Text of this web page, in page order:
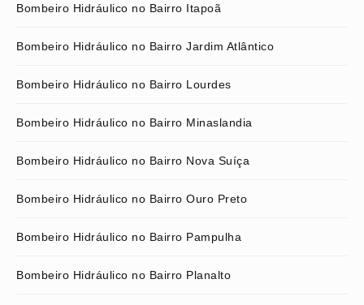
Bombeiro Hidráulico no Bairro Itapoã
Bombeiro Hidráulico no Bairro Jardim Atlântico
Bombeiro Hidráulico no Bairro Lourdes
Bombeiro Hidráulico no Bairro Minaslandia
Bombeiro Hidráulico no Bairro Nova Suíça
Bombeiro Hidráulico no Bairro Ouro Preto
Bombeiro Hidráulico no Bairro Pampulha
Bombeiro Hidráulico no Bairro Planalto